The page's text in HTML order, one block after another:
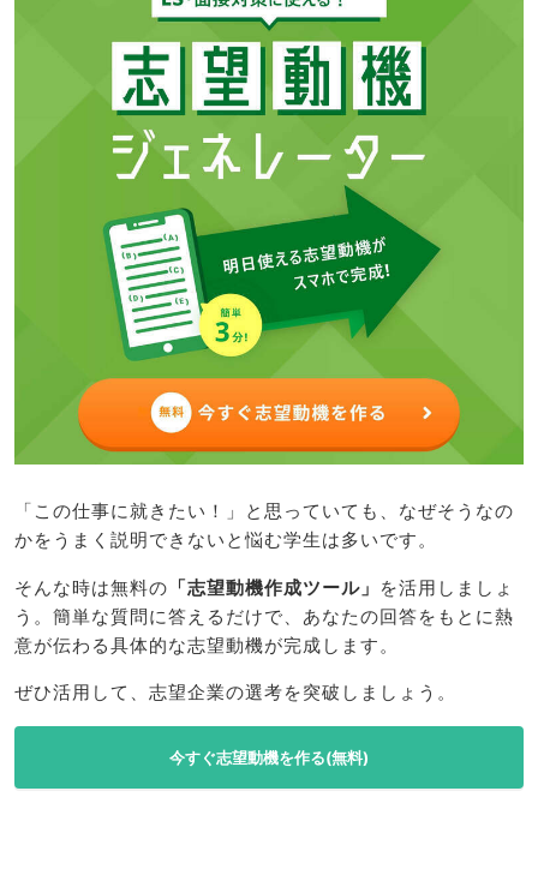
「この仕事に就きたい！」と思っていても、なぜそうなの
かをうまく説明できないと悩む学生は多いです。
そんな時は無料の 「志望動機作成ツール」 を活用しましょ
う。簡単な質問に答えるだけで、あなたの回答をもとに熱
意が伝わる具体的な志望動機が完成します。
ぜひ活用して、志望企業の選考を突破しましょう。
今すぐ志望動機を作る(無料)